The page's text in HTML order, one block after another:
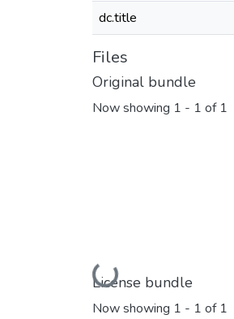
dc.title
Files
Original bundle
Now showing 1 - 1 of 1
Loading...
License bundle
Now showing 1 - 1 of 1